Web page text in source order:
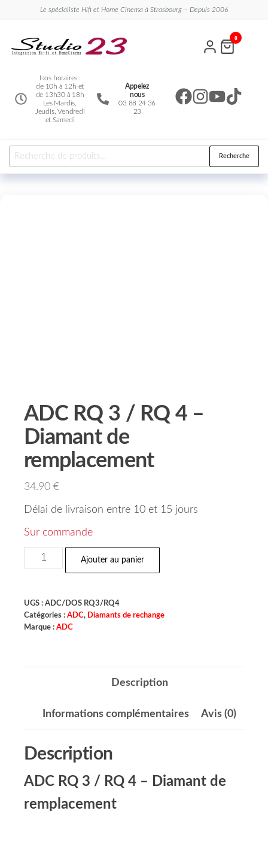
Le spécialiste Hifi et Home Cinema à Strasbourg – Depuis 2006
Nos horaires :
de 10h à 12h et
de 13h30 à 18h
Les Mardis,
Jeudis, Vendredi
et Samedi
Appelez
nous
03 88 24 36
23
0
Recherche
ADC RQ 3 / RQ 4 –
Diamant de
remplacement
34.90 €
Délai de livraison entre 10 et 15 jours
Sur commande
Ajouter au panier
UGS : ADC/DOS RQ3/RQ4
Catégories : ADC, Diamants de rechange
Marque : ADC
Description
Informations complémentaires Avis (0)
Description
ADC RQ 3 / RQ 4 – Diamant de
remplacement